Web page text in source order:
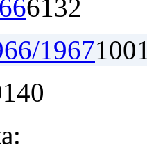
6132
1967100
140